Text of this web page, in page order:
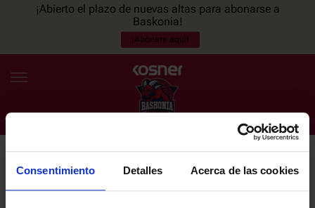
Consentimiento Detalles Acerca de las cookies
¡Abierto el plazo de nuevas altas para abonarse a
Baskonia!
¡Abónate aquí!
ES EU
NEWSLETTER